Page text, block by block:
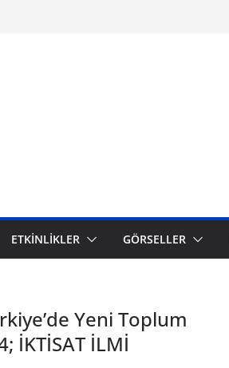
ETKİNLİKLER GÖRSELLER
Yeni Toplum
İKTİSAT İLMİ